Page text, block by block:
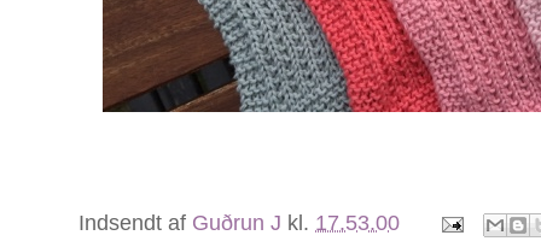
Indsendt af Guðrun J kl. 17.53.00